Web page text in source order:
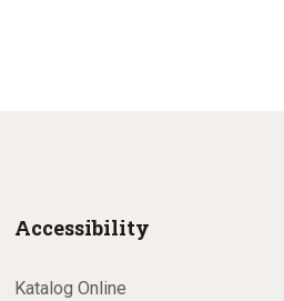
Accessibility
Katalog Online